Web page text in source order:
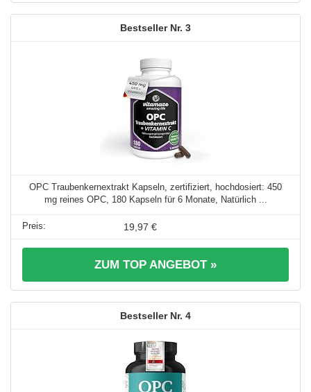
3
OPC Traubenkernextrakt Kapseln, zertifiziert, hochdosiert: 450
mg reines OPC, 180 Kapseln für 6 Monate, Natürlich ...
19,97 €
ZUM TOP ANGEBOT »
4